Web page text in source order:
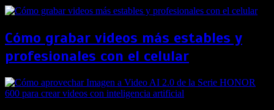
Cómo grabar videos más estables y
profesionales con el celular